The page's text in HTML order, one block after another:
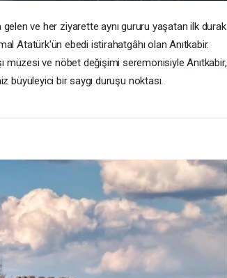
ve her ziyarette aynı gururu yaşatan ilk durak
Atatürk'ün ebedi istirahatgâhı olan Anıtkabir.
müzesi ve nöbet değişimi seremonisiyle Anıtkabir,
büyüleyici bir saygı duruşu noktası.